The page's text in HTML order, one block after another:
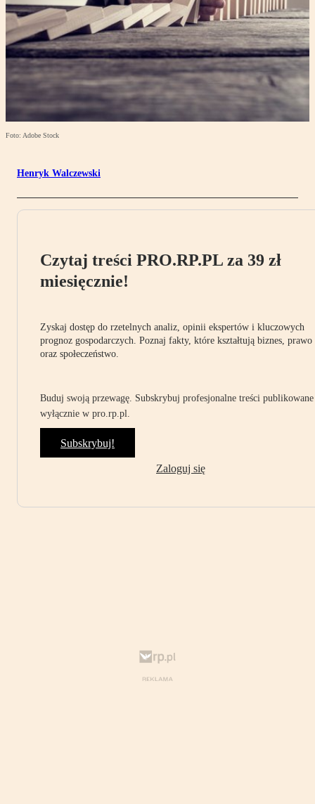
Foto: Adobe Stock
Henryk Walczewski
Czytaj treści PRO.RP.PL za 39 zł
miesięcznie!
Zyskaj dostęp do rzetelnych analiz, opinii ekspertów i kluczowych
prognoz gospodarczych. Poznaj fakty, które kształtują biznes, prawo
oraz społeczeństwo.
Buduj swoją przewagę. Subskrybuj profesjonalne treści publikowane
wyłącznie w pro.rp.pl.
Subskrybuj!
Zaloguj się